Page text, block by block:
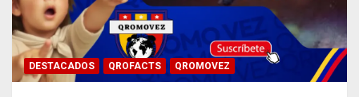
DESTACADOS QROFACTS QROMOVEZ